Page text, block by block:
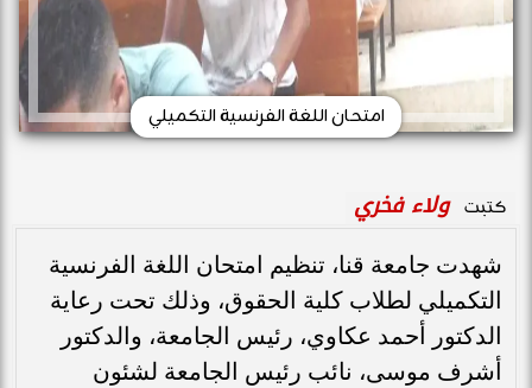
امتحان اللغة الفرنسية التكميلي
كتبت ولاء فخري
شهدت جامعة قنا، تنظيم امتحان اللغة الفرنسية
التكميلي لطلاب كلية الحقوق، وذلك تحت رعاية
الدكتور أحمد عكاوي، رئيس الجامعة، والدكتور
أشرف موسى، نائب رئيس الجامعة لشئون